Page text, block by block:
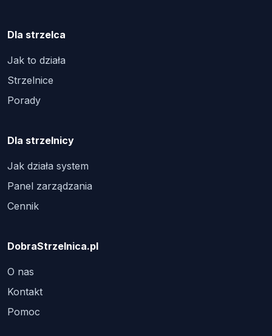
Dla strzelca
Jak to działa
Strzelnice
Porady
Dla strzelnicy
Jak działa system
Panel zarządzania
Cennik
DobraStrzelnica.pl
O nas
Kontakt
Pomoc